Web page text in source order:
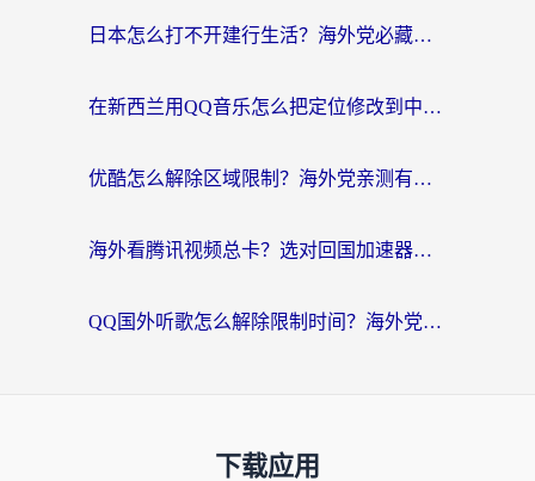
日本怎么打不开建行生活？海外党必藏的回国加速指南（含丹麦国外影音问题破解）
在新西兰用QQ音乐怎么把定位修改到中国国内？海外党听歌追剧的实用指南
优酷怎么解除区域限制？海外党亲测有效的回国加速器选择指南
海外看腾讯视频总卡？选对回国加速器，还能解决英国1号店定位+欧洲杯CCTV5直播问题
QQ国外听歌怎么解除限制时间？海外党亲测有效的回国加速方案
下载应用